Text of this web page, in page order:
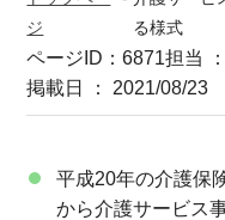
ジ
る様式
ページID：6871担当
掲載日 ： 2021/08/23
平成20年の介護保
から介護サービス